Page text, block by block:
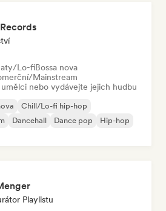
Lo-fiBossa nova
Mainstream
nebo vydávejte jejich hudbu
Chill/Lo-fi hip-hop
Dancehall Dance pop
Hip-hop
Playlistu